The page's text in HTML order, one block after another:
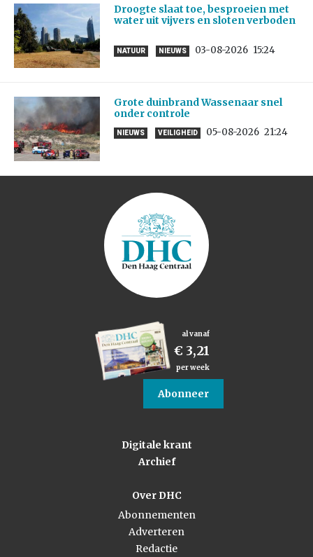
Droogte slaat toe, besproeien met
water uit vijvers en sloten verboden
NATUUR NIEUWS 03-08-2026 15:24
Grote duinbrand Wassenaar snel
onder controle
NIEUWS VEILIGHEID 05-08-2026 21:24
al vanaf
€ 3,21
per week
Abonneer
Digitale krant
Archief
Over DHC
Abonnementen
Adverteren
Redactie